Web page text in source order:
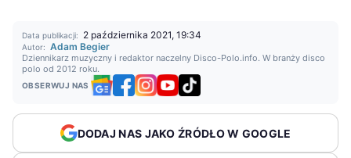
Data publikacji: 2 października 2021, 19:34
Autor: Adam Begier
Dziennikarz muzyczny i redaktor naczelny Disco-Polo.info. W branży disco
polo od 2012 roku.
OBSERWUJ NAS
DODAJ NAS JAKO ŹRÓDŁO W GOOGLE